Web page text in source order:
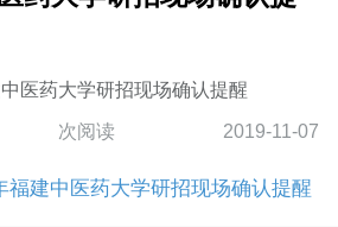
医药大学研招现场确认提醒
次阅读 2019-11-07
福建中医药大学研招现场确认提醒